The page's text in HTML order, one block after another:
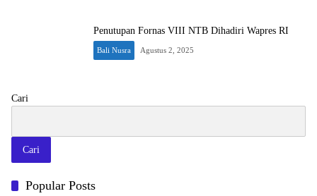
Penutupan Fornas VIII NTB Dihadiri Wapres RI
Bali Nusra Agustus 2, 2025
Cari
Cari
Popular Posts
Babinsa dan Warga Beleka Kompak Cor Kubah Masjid